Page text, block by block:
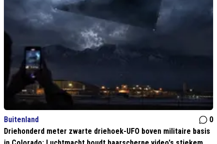
Buitenland
0
Driehonderd meter zwarte driehoek-UFO boven militaire basis